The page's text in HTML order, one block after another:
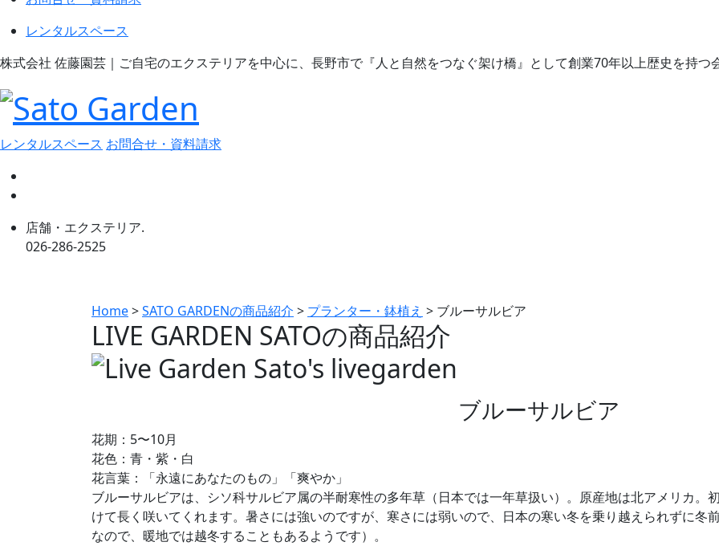
レンタルスペース
株式会社 佐藤園芸｜ご自宅のエクステリアを中心に、長野市で『人と自然をつなぐ架け橋』として創業70年以上歴史を持つ
レンタルスペース お問合せ・資料請求
店舗・エクステリア.
026-286-2525
Home>SATO GARDENの商品紹介 > プランター・鉢植え > ブルーサルビア
LIVE GARDEN SATOの商品紹介
ブルーサルビア
花期：5〜10月
花色：青・紫・白
花言葉：「永遠にあなたのもの」「爽やか」
ブルーサルビアは、シソ科サルビア属の半耐寒性の多年草（日本では一年草扱い）。原産地は北アメリカ。
けて長く咲いてくれます。暑さには強いのですが、寒さには弱いので、日本の寒い冬を乗り越えられずに冬
なので、暖地では越冬することもあるようです）。